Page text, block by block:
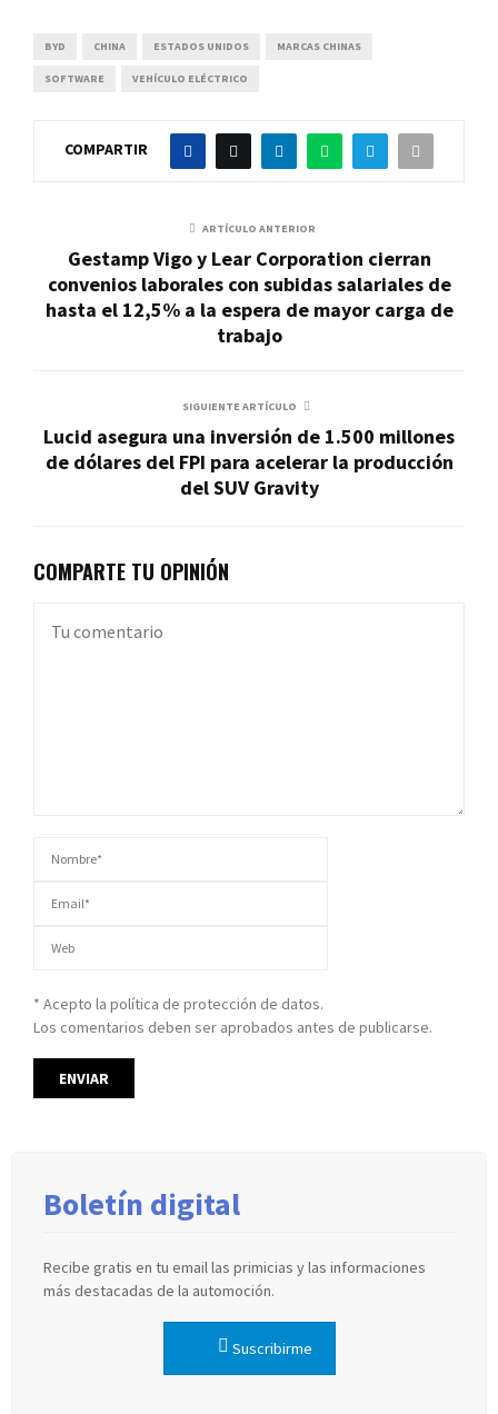
BYD CHINA ESTADOS UNIDOS MARCAS CHINAS
SOFTWARE VEHÍCULO ELÉCTRICO
COMPARTIR
ARTÍCULO ANTERIOR
Gestamp Vigo y Lear Corporation cierran
convenios laborales con subidas salariales de
hasta el 12,5% a la espera de mayor carga de
trabajo
SIGUIENTE ARTÍCULO
Lucid asegura una inversión de 1.500 millones
de dólares del FPI para acelerar la producción
del SUV Gravity
COMPARTE TU OPINIÓN
* Acepto la política de protección de datos.
Los comentarios deben ser aprobados antes de publicarse.
Boletín digital
Recibe gratis en tu email las primicias y las informaciones
más destacadas de la automoción.
Suscribirme